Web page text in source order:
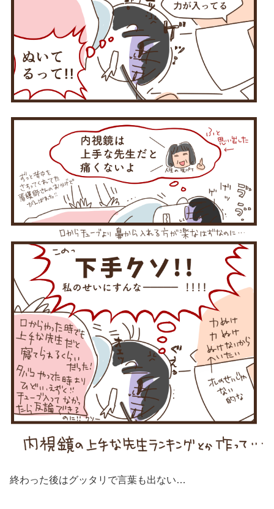
終わった後はグッタリで言葉も出ない…